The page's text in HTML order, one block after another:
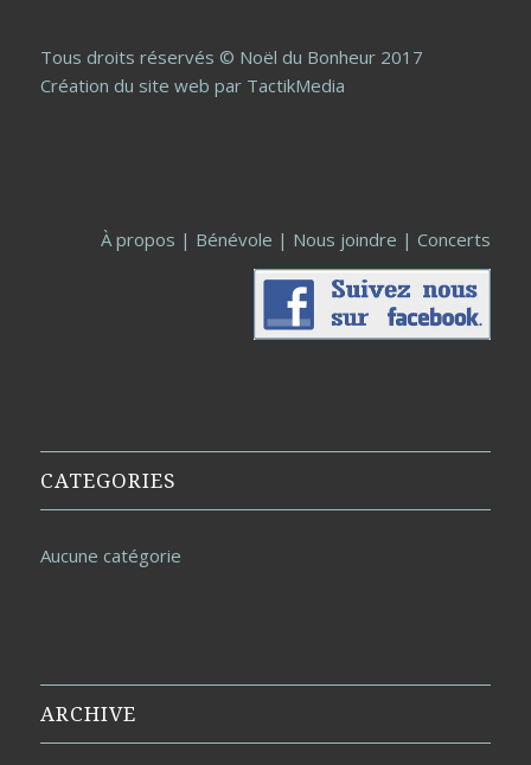
Tous droits réservés © Noël du Bonheur 2017
Création du site web par TactikMedia
À propos | Bénévole | Nous joindre |Concerts
CATEGORIES
Aucune catégorie
ARCHIVE